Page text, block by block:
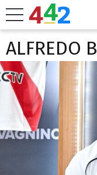
ALFREDO